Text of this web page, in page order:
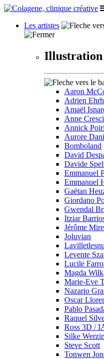
Les artistes
Illustration
Aaron
Adrien
Amaël
Anne Cresci
Annick
Aurore
Bomboland
David
Davide
Emmanuel
Emmanuel
Gaëtan
Giordano
Gwendal
Itziar
Jérôme
Joluvian
Levente
Lucile
Magda Wilk
Marie-Eve
Nazario
Oscar
Pablo
Raquel
Ross 3D /
Silke
Steve Scott
Tonwen